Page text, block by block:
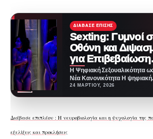
ΔΙΆΒΑΣΕ ΕΠΊΣΗΣ
Sexting: Γυμνοί
Οθόνη και
για
Η Ψηφιακή Σεξουαλικότητα
Νέα Κανονικότητα Η ψηφιακή
τεχνολογία έχει μετασχηματίσει
24 ΜΑΡΤΊΟΥ, 2026
Διάβασε επιπλέον : Η νευροβιολογία και η ψυχολογία της
εξελίξεις και προκλήσεις